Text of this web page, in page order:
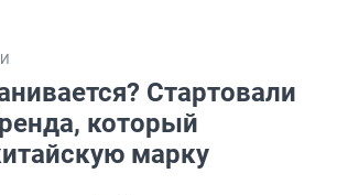
Стартовали
который
марку